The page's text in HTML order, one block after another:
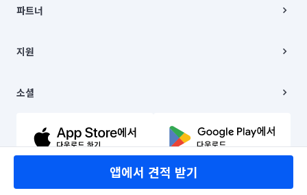
앱에서 견적 받기
주소 | 본사: 서울특별시 종로구 율곡로 6(중학동, 트윈트리빌딩) B동 5층
컨택센터 : 서울특별시 종로구 수송동 율곡로 24, 7층, 8층 미소
상품, 상품정보, 거래에 관한 의무와 책임은 거래당사자에게 있습니다.
언론 보도 관련 문의:
© 유한회사 미소. Miso, Inc. All Rights Reserved.
채용
파트너
이사
지원
이용약관
문의하기
소셜
유튜브